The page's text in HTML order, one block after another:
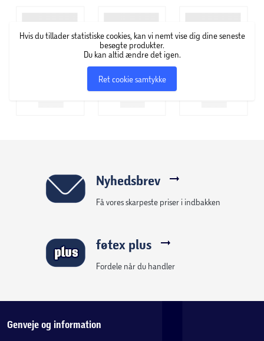
Hvis du tillader statistiske cookies, kan vi nemt vise dig dine seneste
besøgte produkter.
Du kan altid ændre det igen.
Ret cookie samtykke
Nyhedsbrev
Få vores skarpeste priser i indbakken
føtex plus
Fordele når du handler
Genveje og information